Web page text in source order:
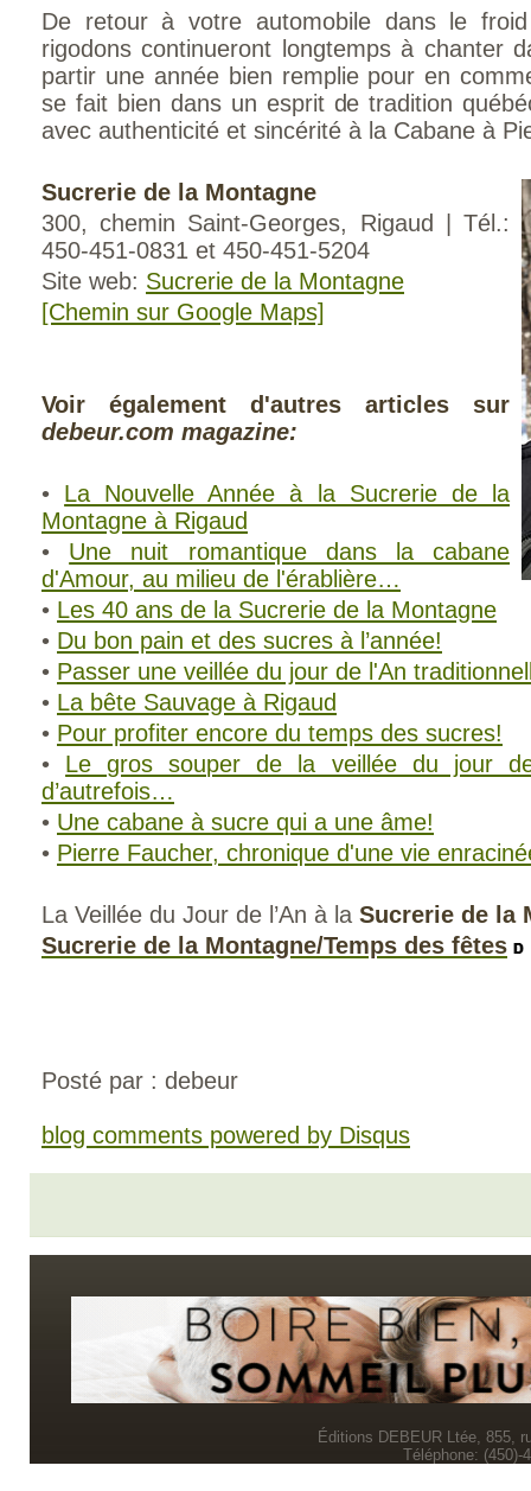
De retour à votre automobile dans le
rigodons continueront longtemps à chanter
partir une année bien remplie pour en
se fait bien dans un esprit de tradition
avec authenticité et sincérité à la Cabane à
Sucrerie de la Montagne
300, chemin Saint-Georges, Rigaud | Tél.:
450-451-0831 et 450-451-5204
Site web: Sucrerie de la Montagne
[Chemin sur Google Maps]
Voir également d'autres articles sur
debeur.com magazine:
• La Nouvelle Année à la Sucrerie de la
Montagne à Rigaud
• Une nuit romantique dans la cabane
d'Amour, au milieu de l'érablière…
• Les 40 ans de la Sucrerie de la Montagne
• Du bon pain et des sucres à l’année!
• Passer une veillée du jour de l'An
• La bête Sauvage à Rigaud
• Pour profiter encore du temps des sucres!
• Le gros souper de la veillée du jour de
d’autrefois…
• Une cabane à sucre qui a une âme!
• Pierre Faucher, chronique d'une vie
La Veillée du Jour de l’An à la Sucrerie de la
Sucrerie de la Montagne/Temps des fêtes
Posté par : debeur
blog comments powered by Disqus
Éditions DEBEUR Ltée, 855,
Téléphone: (450)-